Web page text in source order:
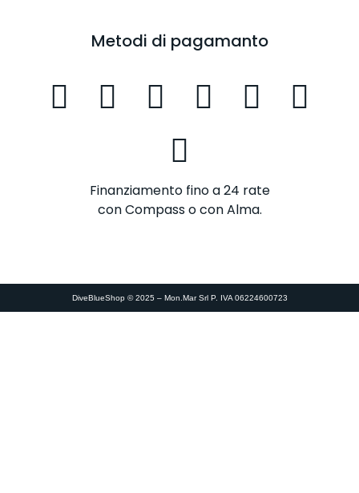
Metodi di pagamanto
Finanziamento fino a 24 rate
con Compass o con Alma.
DiveBlueShop © 2025 – Mon.Mar Srl P. IVA 06224600723